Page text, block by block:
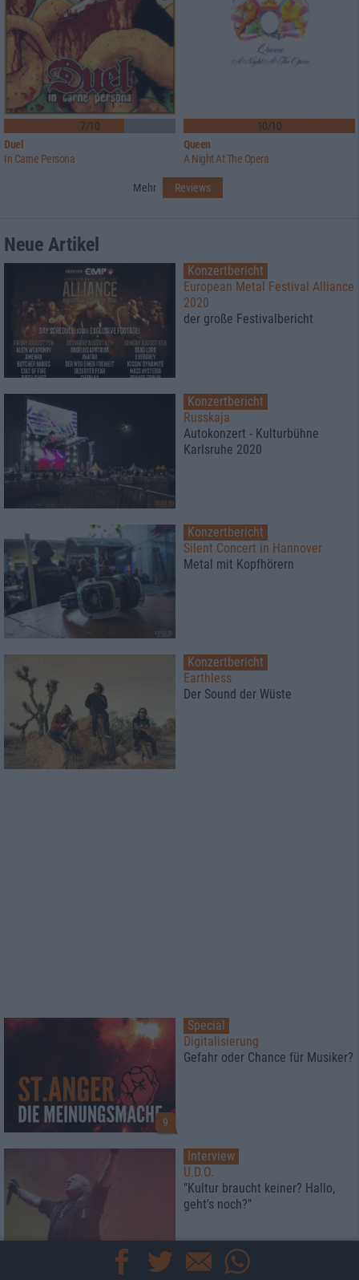
7/10
Duel
In Carne Persona
10/10
Queen
A Night At The Opera
Mehr Reviews
Neue Artikel
Konzertbericht
European Metal Festival Alliance
2020
der große Festivalbericht
Konzertbericht
Russkaja
Autokonzert - Kulturbühne
Karlsruhe 2020
Konzertbericht
Silent Concert in Hannover
Metal mit Kopfhörern
Konzertbericht
Earthless
Der Sound der Wüste
9
Special
Digitalisierung
Gefahr oder Chance für Musiker?
Interview
U.D.O.
"Kultur braucht keiner? Hallo,
geht's noch?"